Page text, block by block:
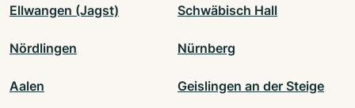
Ellwangen (Jagst) Schwäbisch Hall
Nördlingen Nürnberg
Aalen Geislingen an der Steige